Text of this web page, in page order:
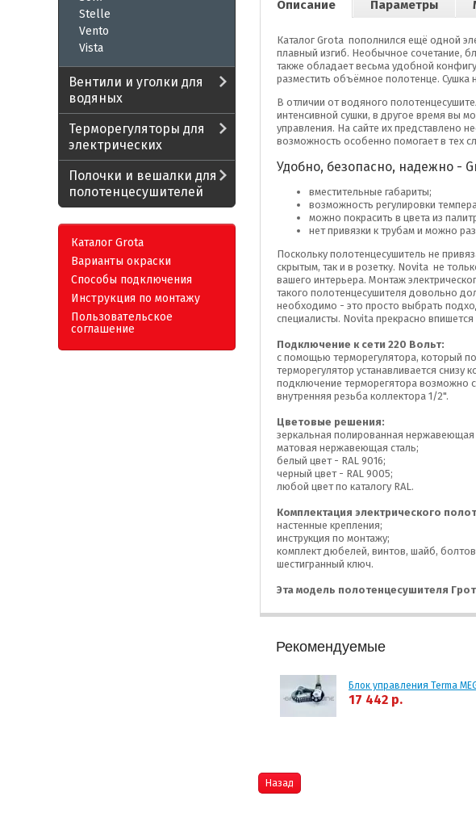
Stelle
Vento
Vista
Вентили и уголки для
водяных
Терморегуляторы для
электрических
Полочки и вешалки для
полотенцесушителей
Каталог Grota
Варианты окраски
Способы подключения
Инструкция по монтажу
Пользовательское
соглашение
Описание Параметры
Каталог Grota пополнился ещё одной
плавный изгиб. Необычное сочетание,
также обладает весьма удобной
разместить объёмное полотенце.
В отличии от водяного
интенсивной сушки, в другое время вы
управления. На сайте их представлено
возможность особенно помогает в тех
Удобно, безопасно, надежно -
вместительные габариты;
возможность регулировки
можно покрасить в цвета из
нет привязки к трубам и можно
Поскольку полотенцесушитель не
скрытым, так и в розетку. Novita не
вашего интерьера. Монтаж
такого полотенцесушителя довольно
необходимо - это просто выбрать
специалисты. Novita прекрасно
Подключение к сети 220 Вольт:
с помощью терморегулятора, который
терморегулятор устанавливается снизу
подключение терморегятора возможно
внутренняя резьба коллектора 1/2".
Цветовые решения:
зеркальная полированная нержавеющая
матовая нержавеющая сталь;
белый цвет - RAL 9016;
черный цвет - RAL 9005;
любой цвет по каталогу RAL.
Комплектация электрического
настенные крепления;
инструкция по монтажу;
комплект дюбелей, винтов, шайб,
шестигранный ключ.
Эта модель полотенцесушителя
Рекомендуемые
Блок управления Terma
17 442 р.
Назад